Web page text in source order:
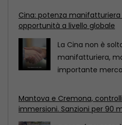
Mantova e Cremona,
immersioni. Sanzioni per 90
COMO
immersioni, sui
Lugano, di Como,
Pechino designata
dell’architettura 2029